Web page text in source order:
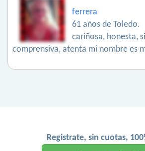
ferrera
61 años de Toledo.
cariñosa, honesta,
comprensiva, atenta mi nombre es
Registrate, sin cuotas,